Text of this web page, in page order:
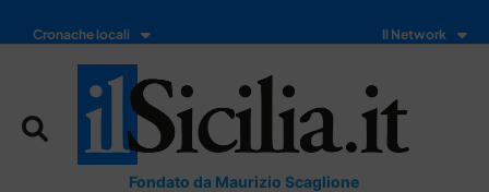
Cronache locali Il Network
Fondato da Maurizio Scaglione